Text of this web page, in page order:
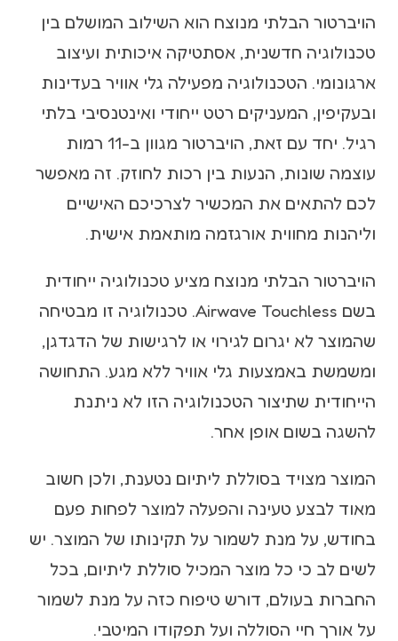
הויברטור הבלתי מנוצח הוא השילוב המושלם בין
טכנולוגיה חדשנית, אסתטיקה איכותית ועיצוב
ארגונומי. הטכנולוגיה מפעילה גלי אוויר בעדינות
ובעקיפין, המעניקים רטט ייחודי ואינטנסיבי בלתי
רגיל. יחד עם זאת, הויברטור מגוון ב-11 רמות
עוצמה שונות, הנעות בין רכות לחוזק. זה מאפשר
לכם להתאים את המכשיר לצרכיכם האישיים
וליהנות מחווית אורגזמה מותאמת אישית.
הויברטור הבלתי מנוצח מציע טכנולוגיה ייחודית
בשם Airwave Touchless. טכנולוגיה זו מבטיחה
שהמוצר לא יגרום לגירוי או לרגישות של הדגדגן,
ומשמשת באמצעות גלי אוויר ללא מגע. התחושה
הייחודית שתיצור הטכנולוגיה הזו לא ניתנת
להשגה בשום אופן אחר.
המוצר מצויד בסוללת ליתיום נטענת, ולכן חשוב
מאוד לבצע טעינה והפעלה למוצר לפחות פעם
בחודש, על מנת לשמור על תקינותו של המוצר. יש
לשים לב כי כל מוצר המכיל סוללת ליתיום, בכל
החברות בעולם, דורש טיפוח כזה על מנת לשמור
על אורך חיי הסוללה ועל תפקודו המיטבי.